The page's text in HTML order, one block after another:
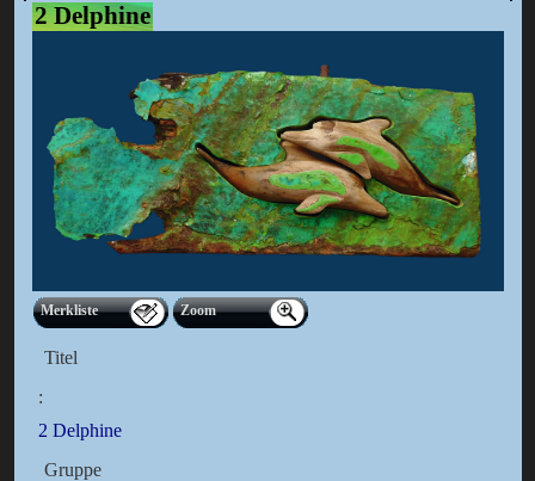
2 Delphine
Merkliste Zoom
Titel
:
2 Delphine
Gruppe